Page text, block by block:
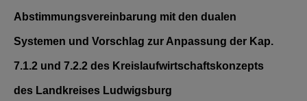
Abstimmungsvereinbarung mit den dualen
Systemen und Vorschlag zur Anpassung der Kap.
7.1.2 und 7.2.2 des Kreislaufwirtschaftskonzepts
des Landkreises Ludwigsburg